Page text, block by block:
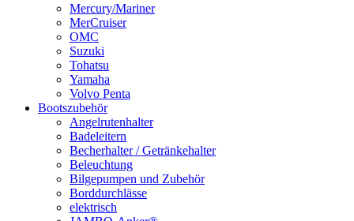
Mercury/Mariner
MerCruiser
OMC
Suzuki
Tohatsu
Yamaha
Volvo Penta
Bootszubehör
Angelrutenhalter
Badeleitern
Becherhalter / Getränkehalter
Beleuchtung
Bilgepumpen und Zubehör
Borddurchlässe
elektrisch